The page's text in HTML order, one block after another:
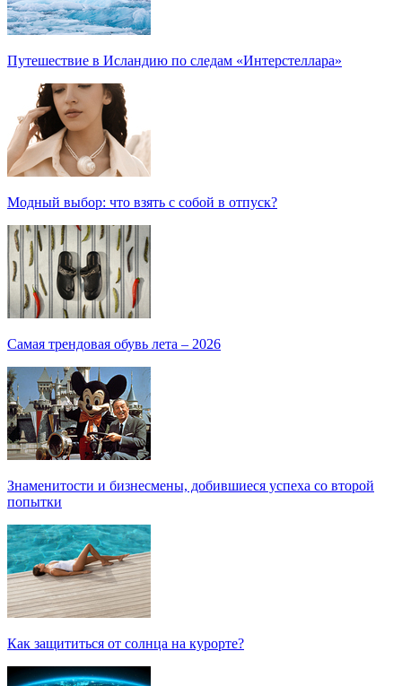
Путешествие в Исландию по следам «Интерстеллара»
Модный выбор: что взять с собой в отпуск?
Самая трендовая обувь лета – 2026
Знаменитости и бизнесмены, добившиеся успеха со второй
попытки
Как защититься от солнца на курорте?